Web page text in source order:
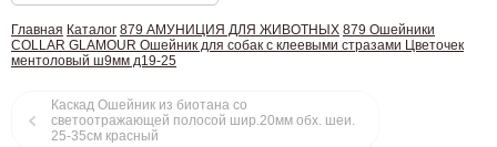
Главная Каталог 879 АМУНИЦИЯ ДЛЯ ЖИВОТНЫХ 879 Ошейники
COLLAR GLAMOUR Ошейник для собак с клеевыми стразами Цветочек
ментоловый ш9мм д19-25
Каскад Ошейник из биотана со
светоотражающей полосой шир.20мм обх. шеи.
25-35см красный